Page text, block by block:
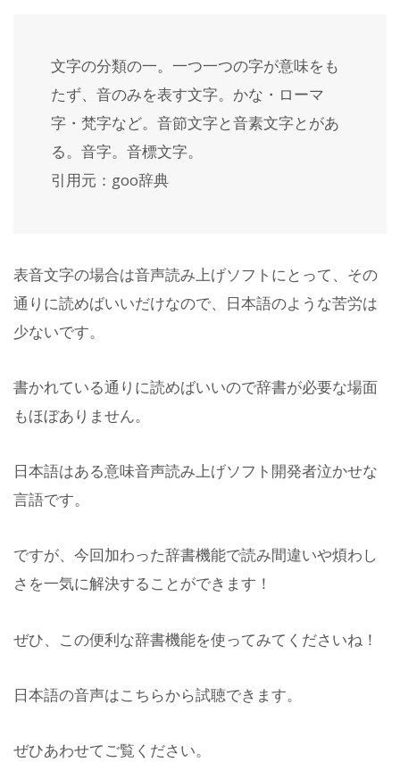
文字の分類の一。一つ一つの字が意味をも
たず、音のみを表す文字。かな・ローマ
字・梵字など。音節文字と音素文字とがあ
る。音字。音標文字。
引用元：goo辞典
表音文字の場合は音声読み上げソフトにとって、その
通りに読めばいいだけなので、日本語のような苦労は
少ないです。
書かれている通りに読めばいいので辞書が必要な場面
もほぼありません。
日本語はある意味音声読み上げソフト開発者泣かせな
言語です。
ですが、今回加わった辞書機能で読み間違いや煩わし
さを一気に解決することができます！
ぜひ、この便利な辞書機能を使ってみてくださいね！
日本語の音声はこちらから試聴できます。
ぜひあわせてご覧ください。